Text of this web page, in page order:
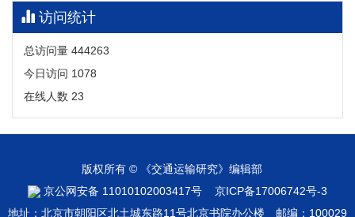
访问统计
总访问量 444263
今日访问 1078
在线人数 23
版权所有 © 《交通运输研究》编辑部
京公网安备 11010102003417号
京ICP备17006742号-3
地址：北京市朝阳区北土城东路11号北京书院办公楼 邮编：100029